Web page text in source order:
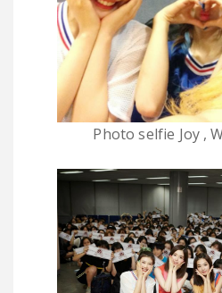
Photo selfie Joy ,